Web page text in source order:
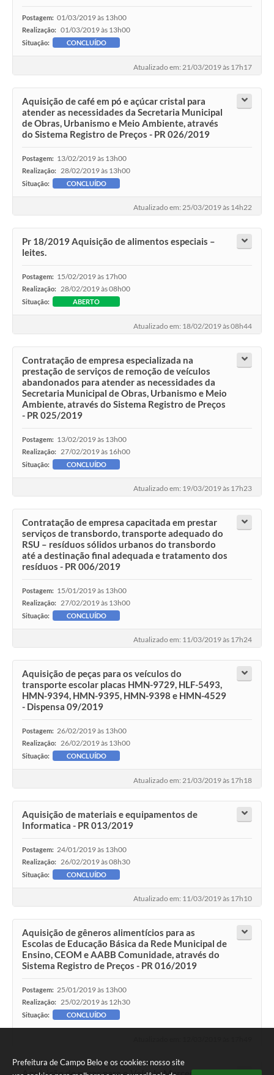
Prefeitura de Campo Belo e os cookies: nosso site
Postagem: 01/03/2019 às 13h00
Realização: 01/03/2019 às 13h00
Situação: CONCLUÍDO
Atualizado em: 21/03/2019 às 17h17
Aquisição de café em pó e açúcar cristal para
atender as necessidades da Secretaria Municipal
de Obras, Urbanismo e Meio Ambiente, através
do Sistema Registro de Preços - PR 026/2019
Postagem: 13/02/2019 às 13h00
Realização: 28/02/2019 às 13h00
Situação: CONCLUÍDO
Atualizado em: 25/03/2019 às 14h22
Pr 18/2019 Aquisição de alimentos especiais –
leites.
Postagem: 15/02/2019 às 17h00
Realização: 28/02/2019 às 08h00
Situação: ABERTO
Atualizado em: 18/02/2019 às 08h44
Contratação de empresa especializada na
prestação de serviços de remoção de veículos
abandonados para atender as necessidades da
Secretaria Municipal de Obras, Urbanismo e Meio
Ambiente, através do Sistema Registro de Preços
- PR 025/2019
Postagem: 13/02/2019 às 13h00
Realização: 27/02/2019 às 16h00
Situação: CONCLUÍDO
Atualizado em: 19/03/2019 às 17h23
Contratação de empresa capacitada em prestar
serviços de transbordo, transporte adequado do
RSU – resíduos sólidos urbanos do transbordo
até a destinação final adequada e tratamento dos
resíduos - PR 006/2019
Postagem: 15/01/2019 às 13h00
Realização: 27/02/2019 às 13h00
Situação: CONCLUÍDO
Atualizado em: 11/03/2019 às 17h24
Aquisição de peças para os veículos do
transporte escolar placas HMN-9729, HLF-5493,
HMN-9394, HMN-9395, HMN-9398 e HMN-4529
- Dispensa 09/2019
Postagem: 26/02/2019 às 13h00
Realização: 26/02/2019 às 13h00
Situação: CONCLUÍDO
Atualizado em: 21/03/2019 às 17h18
Aquisição de materiais e equipamentos de
Informatica - PR 013/2019
Postagem: 24/01/2019 às 13h00
Realização: 26/02/2019 às 08h30
Situação: CONCLUÍDO
Atualizado em: 11/03/2019 às 17h10
Aquisição de gêneros alimentícios para as
Escolas de Educação Básica da Rede Municipal de
Ensino, CEOM e AABB Comunidade, através do
Sistema Registro de Preços - PR 016/2019
Postagem: 25/01/2019 às 13h00
Realização: 25/02/2019 às 12h30
Situação: CONCLUÍDO